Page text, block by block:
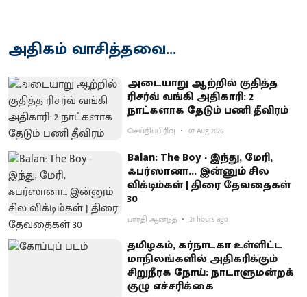
அதிகம் வாசித்தவை...
அடையாறு ஆற்றில் குதித்த
ரிசர்வ் வங்கி அதிகாரி: 2
நாட்களாக தேடும் பணி தீவிரம்
செய்திப்பிரிவு 07 Aug 2026
Balan: The Boy - இந்து, மேரி,
ஃபர்ஸானா... இன்னும் சில
விக்டிம்கள் | திரை தேவதைகள்
30
பாரதி ஆனந்த் 21 hours ago
தமிழகம், கர்நாடகா உள்ளிட்ட
மாநிலங்களில் அதிகரிக்கும்
சிறுநீரக நோய்: நாடாளுமன்றக்
குழு எச்சரிக்கை